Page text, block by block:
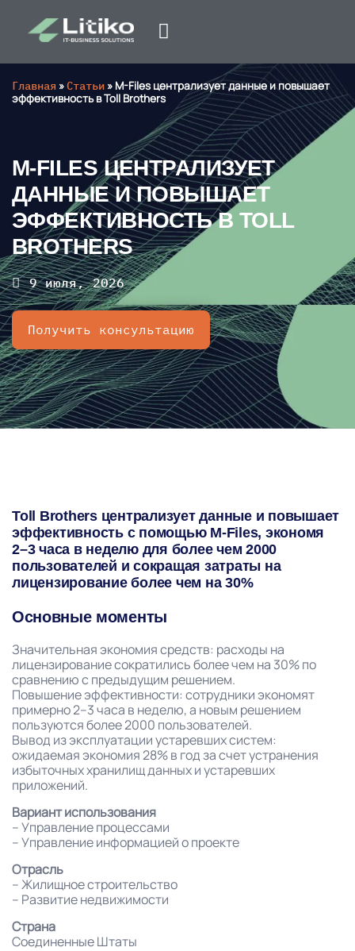
Главная »Статьи » M-Files централизует данные и повышает
эффективность в Toll Brothers
M-FILES ЦЕНТРАЛИЗУЕТ
ДАННЫЕ И ПОВЫШАЕТ
ЭФФЕКТИВНОСТЬ В TOLL
BROTHERS
9 июля, 2026
Получить консультацию
Toll Brothers централизует данные и повышает
эффективность с помощью M-Files, экономя
2–3 часа в неделю для более чем 2000
пользователей и сокращая затраты на
лицензирование более чем на 30%
Основные моменты
Значительная экономия средств: расходы на
лицензирование сократились более чем на 30% по
сравнению с предыдущим решением.
Повышение эффективности: сотрудники экономят
примерно 2–3 часа в неделю, а новым решением
пользуются более 2000 пользователей.
Вывод из эксплуатации устаревших систем:
ожидаемая экономия 28% в год за счет устранения
избыточных хранилищ данных и устаревших
приложений.
Вариант использования
– Управление процессами
– Управление информацией о проекте
Отрасль
– Жилищное строительство
– Развитие недвижимости
Страна
Соединенные Штаты